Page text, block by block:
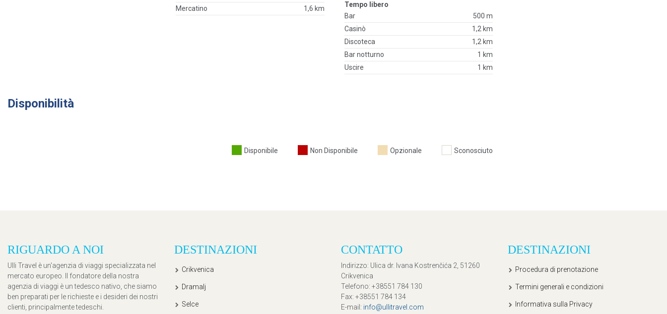
Mercatino
1,6 km
Tempo libero
Bar
500 m
Casinò
1,2 km
Discoteca
1,2 km
Bar notturno
1 km
Uscire
1 km
Disponibilità
Disponibile Non Disponibile Opzionale Sconosciuto
RIGUARDO A NOI
Ulli Travel è un'agenzia di viaggi specializzata nel
mercato europeo. Il fondatore della nostra
agenzia di viaggi è un tedesco nativo, che siamo
ben preparati per le richieste e i desideri dei nostri
clienti, principalmente tedeschi.
DESTINAZIONI
Crikvenica
Dramalj
Selce
CONTATTO
Indirizzo: Ulica dr. Ivana Kostrenčića 2, 51260
Crikvenica
Telefono: +38551 784 130
Fax: +38551 784 134
E-mail : info@ullitravel.com
DESTINAZIONI
Procedura di prenotazione
Termini generali e condizioni
Informativa sulla Privacy